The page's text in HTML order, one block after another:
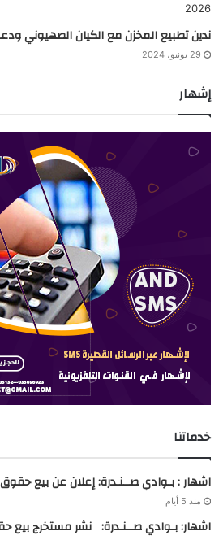
ندين تطبيع المخزن مع الكيان الصهيوني
29 يونيو، 2024
إشهار
خدماتنا
اشهار : بـوادي صــنـدرة: إعلان عن بيع حقوق
منذ 5 أيام
اشهار: بـوادي صــنـدرة: نشر مستخرج بيع